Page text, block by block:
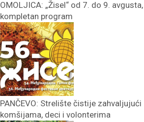
OMOLJICA: „Žisel“ od 7. do 9.
kompletan program
PANČEVO: Strelište čistije zahvaljujući
komšijama, deci i volonterima